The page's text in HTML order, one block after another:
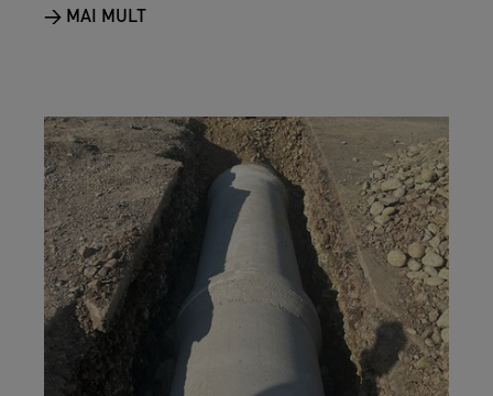
MAI MULT